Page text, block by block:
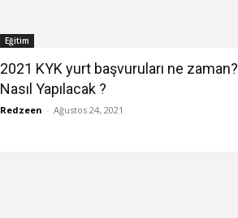
Eğitim
2021 KYK yurt başvuruları ne zaman?
Nasıl Yapılacak ?
Redzeen - Ağustos 24, 2021